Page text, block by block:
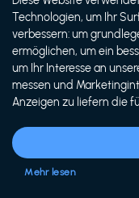
-20%
Siech Cycles
Entdecke den
Mehr lesen
Technologien, um Ihr
verbessern: um
ermöglichen, um ein
um Ihr Interesse an
messen und
Anzeigen zu liefern die